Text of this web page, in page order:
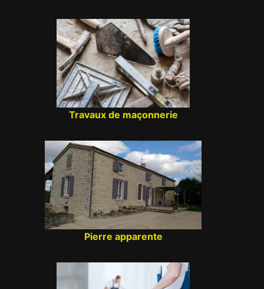
Travaux de maçonnerie
Pierre apparente